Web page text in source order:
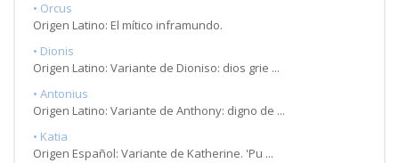
• Orcus
Origen Latino: El mítico inframundo.
• Dionis
Origen Latino: Variante de Dioniso: dios grie ...
• Antonius
Origen Latino: Variante de Anthony: digno de ...
• Katia
Origen Español: Variante de Katherine. 'Pu ...